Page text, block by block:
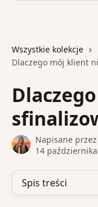
Wszystkie kolekcje
Dlaczego mój klient
Napisane przez
14
Spis treści